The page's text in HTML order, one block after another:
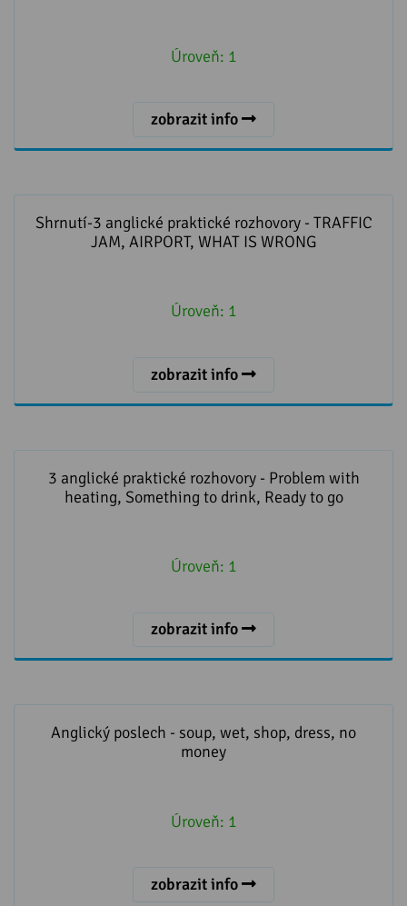
Úroveň: 1
zobrazit info
AIRPORT, WHAT IS WRONG
Shrnutí-3 anglické praktické rozhovory - TRAFFIC
JAM, AIRPORT, WHAT IS WRONG
Úroveň: 1
zobrazit info
Something to drink, Ready to go
3 anglické praktické rozhovory - Problem with
heating, Something to drink, Ready to go
Úroveň: 1
zobrazit info
Anglický poslech - soup, wet, shop, dress, no
money
Úroveň: 1
zobrazit info